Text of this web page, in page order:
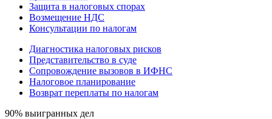
Защита в налоговых спорах
Возмещение НДС
Консультации по налогам
Диагностика налоговых рисков
Представительство в суде
Сопровождение вызовов в ИФНС
Налоговое планирование
Возврат переплаты по налогам
90% выигранных дел